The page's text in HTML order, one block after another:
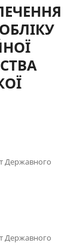
Державного
Державного